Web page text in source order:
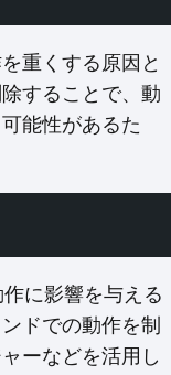
重くする原因と
することで、動
能性があるた
に影響を与える
ドでの動作を制
ーなどを活用し